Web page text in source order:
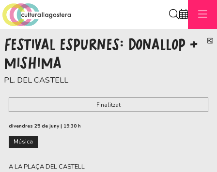
FESTIVAL ESPURNES: DONALLOP +
MISHIMA
PL. DEL CASTELL
Finalitzat
divendres 25 de juny | 19:30 h
Música
A LA PLAÇA DEL CASTELL